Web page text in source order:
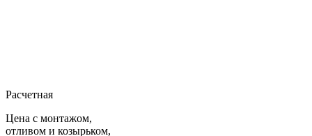
Расчетная
Цена с монтажом,
отливом и козырьком,